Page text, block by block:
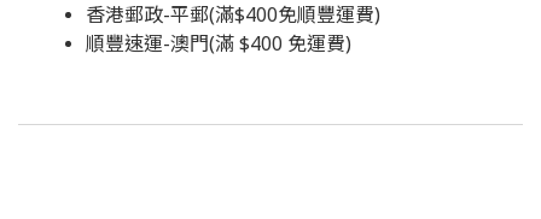
香港郵政-平郵(滿$400免順豐運費)
順豐速運-澳門(滿 $400 免運費)